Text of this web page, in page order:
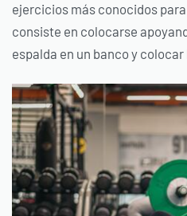
ejercicios más conocidos
consiste en colocarse
espalda en un banco y colocar